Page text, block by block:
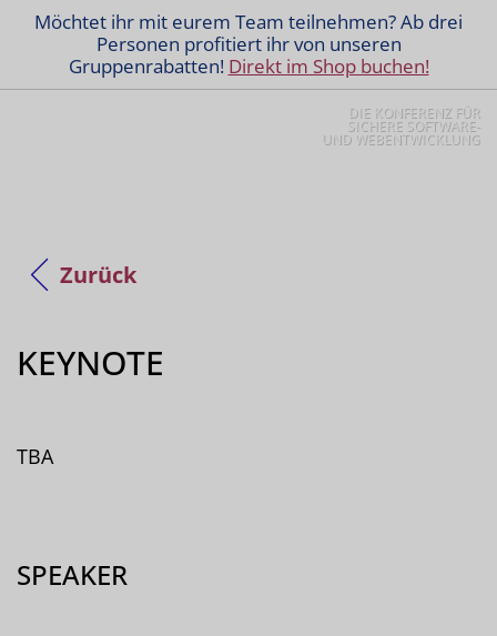
Möchtet ihr mit eurem Team teilnehmen? Ab drei
Personen profitiert ihr von unseren
Gruppenrabatten! Direkt im Shop buchen!
DIE KONFERENZ FÜR
SICHERE SOFTWARE-
UND WEBENTWICKLUNG
Zurück
KEYNOTE
TBA
SPEAKER